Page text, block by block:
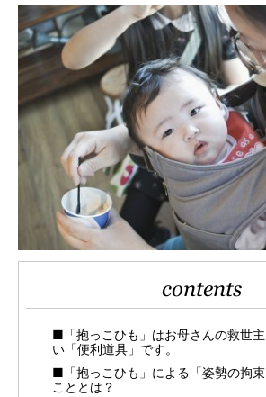
contents
■「抱っこひも」はお母さんの救世
い「便利道具」です。
■「抱っこひも」による「姿勢の拘
こととは？